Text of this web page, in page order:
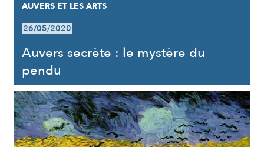
AUVERS ET LES ARTS
26/05/2020
Auvers secrète : le mystère du
pendu